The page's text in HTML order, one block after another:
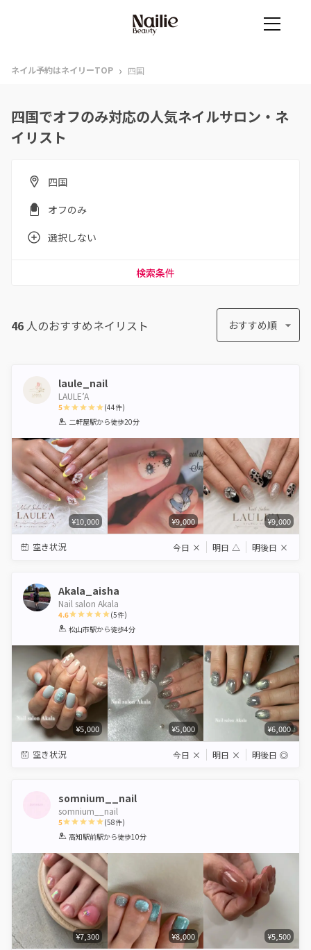
ネイル予約はネイリーTOP › 四国
四国でオフのみ対応の人気ネイルサロン・ネ
イリスト
四国
オフのみ
選択しない
検索条件
46 人のおすすめネイリスト おすすめ順
laule_nail
LAULE’A
5
1 2 3 4 5
(44件)
二軒屋駅から徒歩20分
¥10,000 ¥9,000 ¥9,000
空き状況 今日 × 明日 △ 明後日 ×
Akala_aisha
Nail salon Akala
4.6
1 2 3 4 5
(5件)
松山市駅から徒歩4分
¥5,000 ¥5,000 ¥6,000
空き状況 今日 × 明日 × 明後日 ◎
somnium__nail
somnium__nail
5
1 2 3 4 5
(58件)
高知駅前駅から徒歩10分
¥7,300 ¥8,000 ¥5,500